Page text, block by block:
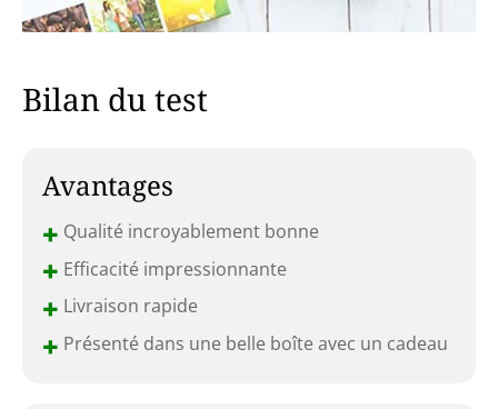
Bilan du test
Avantages
+ Qualité incroyablement bonne
+ Efficacité impressionnante
+ Livraison rapide
+ Présenté dans une belle boîte avec un cadeau